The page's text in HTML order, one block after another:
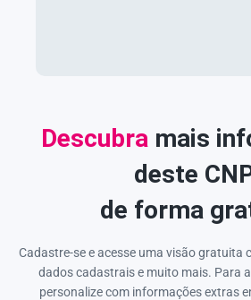
Descubramais
deste
de forma
Cadastre-se e acesse uma visão gratuita
dados cadastrais e muito mais. Para
personalize com informações extras